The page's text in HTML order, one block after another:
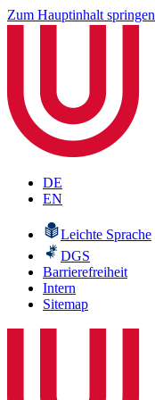
Zum Hauptinhalt springen
DE
EN
Leichte Sprache
DGS
Barrierefreiheit
Intern
Sitemap